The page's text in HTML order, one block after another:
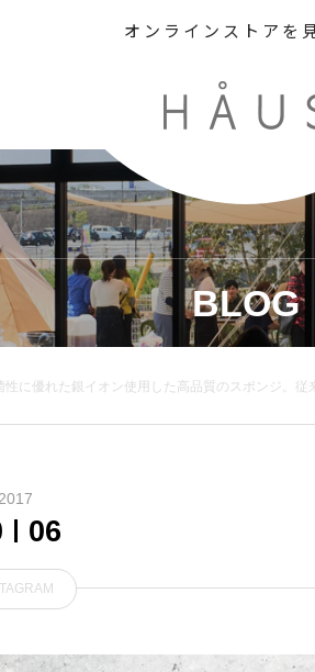
オンラインストアを
BLOG
ポンジ。従来のカラーに加えコーヒーとカフェオレが仲間入りしました♡.全面使用可能、ソフトな手触りなので握り心地も良いです！な
06